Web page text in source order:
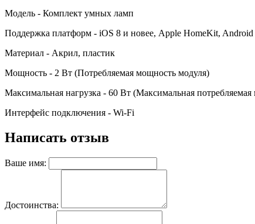
Модель - Комплект умных ламп
Поддержка платформ - iOS 8 и новее, Apple HomeKit, Android
Материал - Акрил, пластик
Мощность - 2 Вт (Потребляемая мощность модуля)
Максимальная нагрузка - 60 Вт (Максимальная
Интерфейс подключения - Wi-Fi
Написать отзыв
Ваше имя:
Достоинства: